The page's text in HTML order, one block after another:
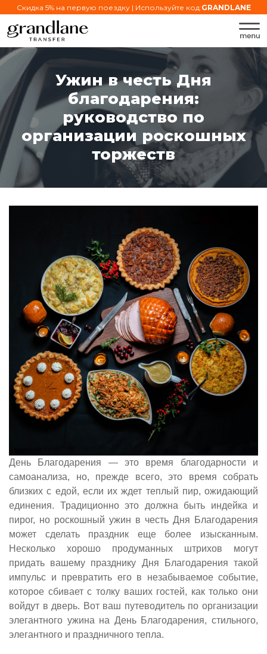
Скидка 5% на первую поездку | Используйте код:GRANDLANE
Ужин в честь Дня
благодарения:
руководство по
организации роскошных
торжеств
День Благодарения — это время благодарности и
самоанализа, но, прежде всего, это время собрать
близких с едой, если их ждет теплый пир, ожидающий
единения. Традиционно это должна быть индейка и
пирог, но роскошный ужин в честь Дня Благодарения
может сделать праздник еще более изысканным.
Несколько хорошо продуманных штрихов могут
придать вашему празднику Дня Благодарения такой
импульс и превратить его в незабываемое событие,
которое сбивает с толку ваших гостей, как только они
войдут в дверь. Вот ваш путеводитель по организации
элегантного ужина на День Благодарения, стильного,
элегантного и праздничного тепла.